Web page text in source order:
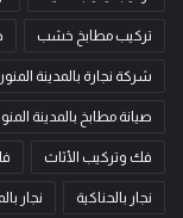
تركيب مطابخ خشب
شركة نجارة بالمدينة
صيانة مطابخ بالمدينة
فك وتركيب الأثاث
نجار بالحناكية نجار